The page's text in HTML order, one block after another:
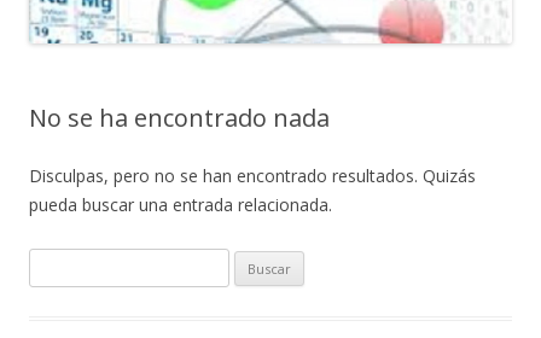
No se ha encontrado nada
Disculpas, pero no se han encontrado resultados. Quizás
pueda buscar una entrada relacionada.
u